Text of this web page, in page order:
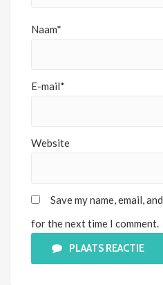
Naam*
E-mail*
Website
Save my name, email,
for the next time I comment.
PLAATS REACTIE